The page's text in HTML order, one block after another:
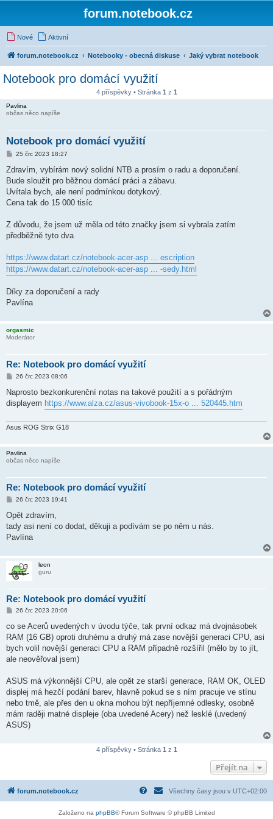
forum.notebook.cz
Nové Aktivní
forum.notebook.cz Notebooky - obecná diskuse Jaký vybrat notebook
Notebook pro domácí využití
4 příspěvky • Stránka 1 z 1
Pavlina
občas něco napíše
Notebook pro domácí využití
P
í
p
ě
e
25 črc 2023 18:27
Zdravím, vybírám nový solidní NTB a prosím o radu a doporučení.
Bude sloužit pro běžnou domácí práci a zábavu.
Uvítala bych, ale není podmínkou dotykový.
Cena tak do 15 000 tisíc
Z důvodu, že jsem už měla od této značky jsem si vybrala zatím
předběžně tyto dva
https://www.datart.cz/notebook-acer-asp ... escription
https://www.datart.cz/notebook-acer-asp ... -sedy.html
Díky za doporučení a rady
Pavlína
orgasmic
Moderátor
Re: Notebook pro domácí využití
P
í
s
p
e
26 črc 2023 08:06
Naprosto bezkonkurenční notas na takové použití a s pořádným
displayem https://www.alza.cz/asus-vivobook-15x-o ... 520445.htm
Asus ROG Strix G18
Pavlina
občas něco napíše
Re: Notebook pro domácí využití
P
í
s
p
ě
k
26 črc 2023 19:41
Opět zdravím,
tady asi není co dodat, děkuji a podívám se po něm u nás.
Pavlína
leon
guru
Re: Notebook pro domácí využití
P
í
p
ě
e
26 črc 2023 20:06
co se Acerů uvedených v úvodu týče, tak první odkaz má dvojnásobek
RAM (16 GB) oproti druhému a druhý má zase novější generaci CPU, asi
bych volil novější generaci CPU a RAM případně rozšířil (mělo by to jít,
ale neověřoval jsem)
ASUS má výkonnější CPU, ale opět ze starší generace, RAM OK, OLED
displej má hezčí podání barev, hlavně pokud se s ním pracuje ve stínu
nebo tmě, ale přes den u okna mohou být nepříjemné odlesky, osobně
mám raději matné displeje (oba uvedené Acery) než lesklé (uvedený
ASUS)
4 příspěvky • Stránka 1 z 1
Přejít na
forum.notebook.cz Všechny časy jsou v UTC+02:00
Založeno na phpBB® Forum Software © phpBB Limited